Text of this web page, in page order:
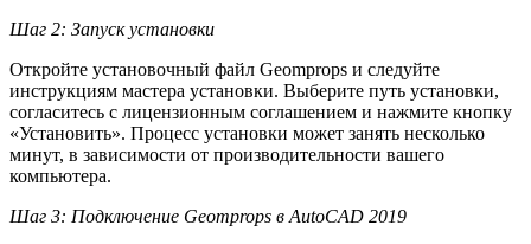
Шаг 2: Запуск установки
Откройте установочный файл Geomprops и следуйте
инструкциям мастера установки. Выберите путь установки,
согласитесь с лицензионным соглашением и нажмите кнопку
«Установить». Процесс установки может занять несколько
минут, в зависимости от производительности вашего
компьютера.
Шаг 3: Подключение Geomprops в AutoCAD 2019